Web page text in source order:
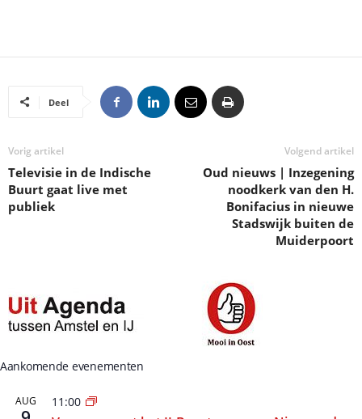
Deel
Vorig artikel
Televisie in de Indische
Buurt gaat live met
publiek
Volgend artikel
Oud nieuws | Inzegening
noodkerk van den H.
Bonifacius in nieuwe
Stadswijk buiten de
Muiderpoort
Aankomende evenementen
AUG 11:00